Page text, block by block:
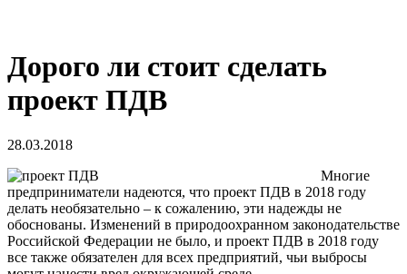
Дорого ли стоит сделать
проект ПДВ
28.03.2018
Многие
предприниматели надеются, что проект ПДВ в 2018 году
делать необязательно – к сожалению, эти надежды не
обоснованы. Изменений в природоохранном законодательстве
Российской Федерации не было, и проект ПДВ в 2018 году
все также обязателен для всех предприятий, чьи выбросы